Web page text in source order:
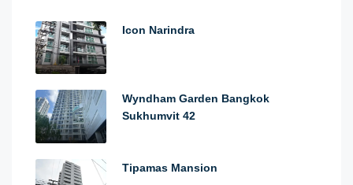
Icon Narindra
Wyndham Garden Bangkok
Sukhumvit 42
Tipamas Mansion